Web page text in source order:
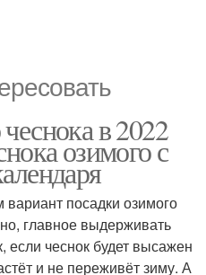
в 2022
озимого с
посадки озимого
главное выдерживать
если чеснок будет высажен
и не переживёт зиму. А